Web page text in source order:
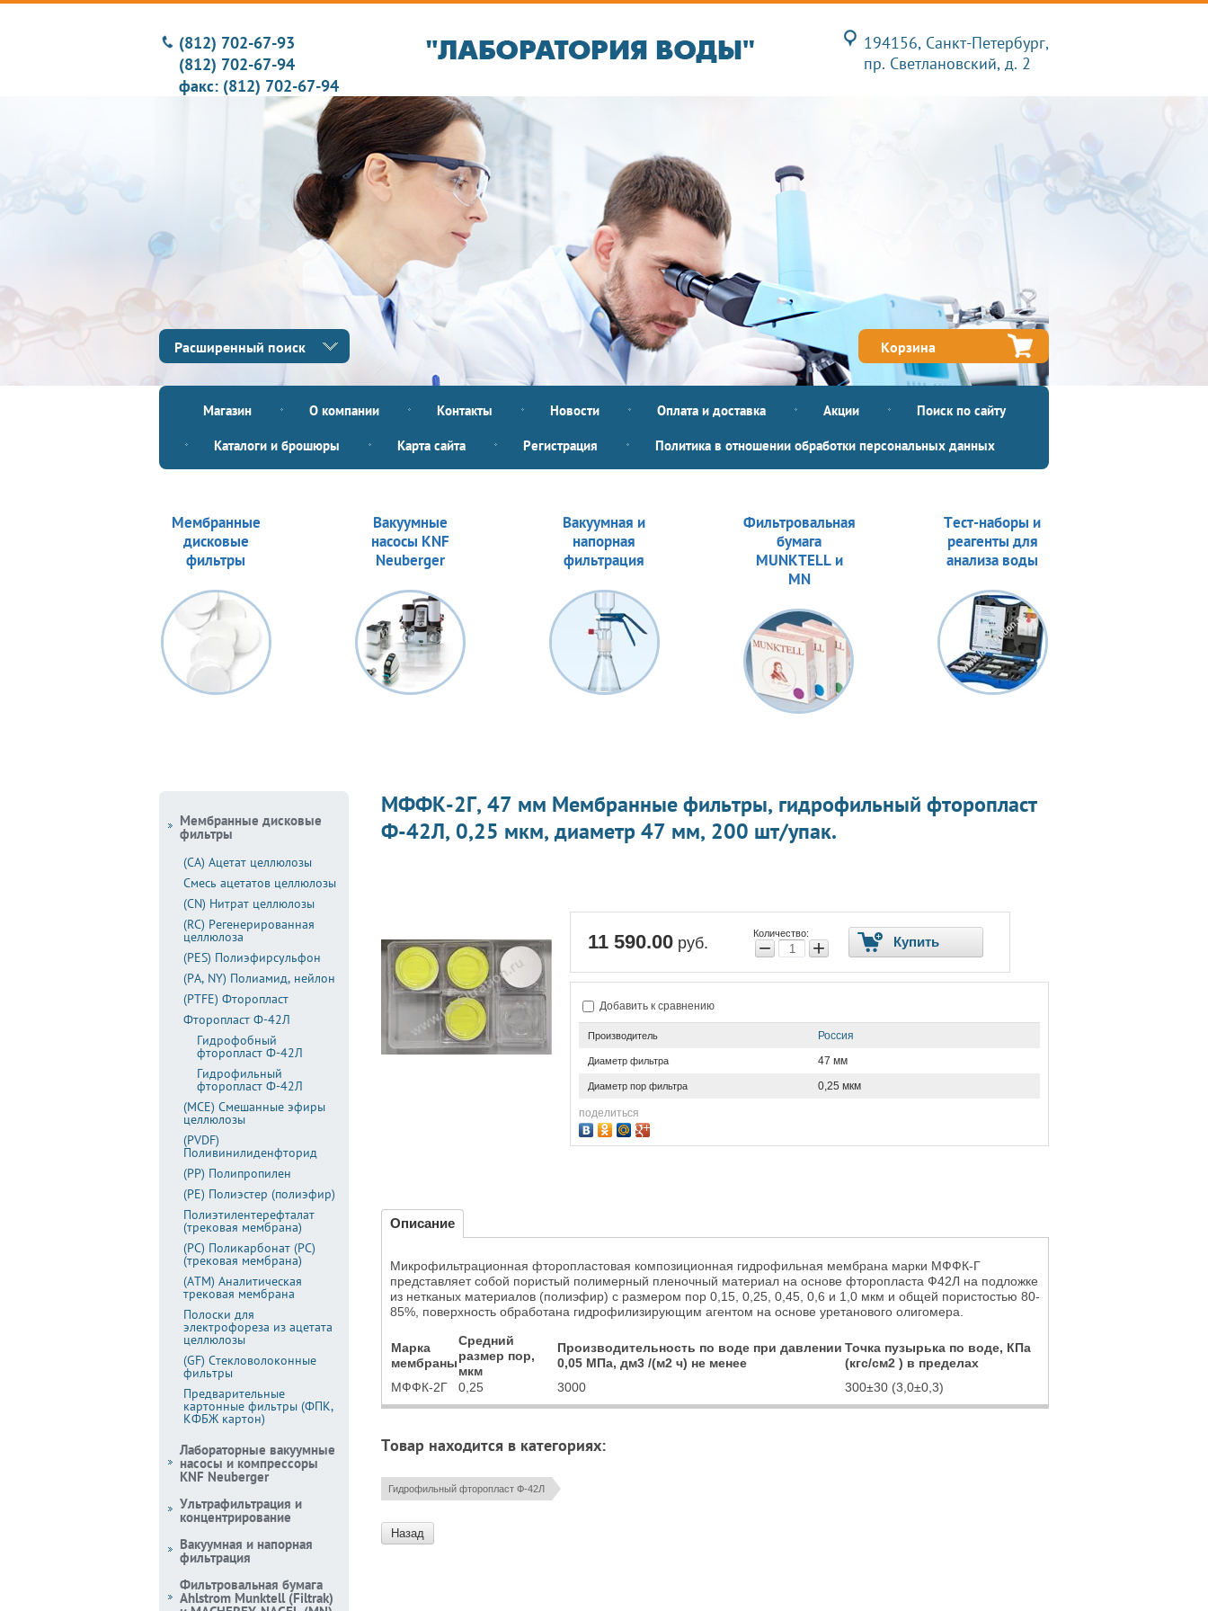
(812) 702-67-93
(812) 702-67-94
факс: (812) 702-67-94
194156, Санкт-Петербург,
пр. Светлановский, д. 2
Расширенный поиск Корзина
Магазин О компании Контакты Новости Оплата и доставка Акции Поиск по сайту
Каталоги и брошюры Карта сайта Регистрация Политика в отношении обработки персональных данных
Мембранные
дисковые
фильтры
Вакуумные
насосы KNF
Neuberger
Вакуумная и
напорная
фильтрация
Фильтровальная
бумага
MUNKTELL и
MN
Тест-наборы и
реагенты для
анализа воды
МФФК-2Г, 47 мм Мембранные фильтры, гидрофильный фторопласт
Ф-42Л, 0,25 мкм, диаметр 47 мм, 200 шт/упак.
11 590.00 руб.
Количество:
− + Купить
Добавить к сравнению
Производитель Россия
Диаметр фильтра 47 мм
Диаметр пор фильтра 0,25 мкм
поделиться
Описание
Микрофильтрационная фторопластовая композиционная гидрофильная мембрана марки МФФК-Г
представляет собой пористый полимерный пленочный материал на основе фторопласта Ф42Л на подложке
из нетканых материалов (полиэфир) с размером пор 0,15, 0,25, 0,45, 0,6 и 1,0 мкм и общей пористостью 80-
85%, поверхность обработана гидрофилизирующим агентом на основе уретанового олигомера.
Марка
мембраны
Средний
размер пор,
мкм
Производительность по воде при давлении
0,05 МПа, дм3 /(м2 ч) не менее
Точка пузырька по воде, КПа
(кгс/см2 ) в пределах
МФФК-2Г
0,25 3000 300±30 (3,0±0,3)
Товар находится в категориях:
Гидрофильный фторопласт Ф-42Л
Назад
Мембранные дисковые
фильтры
(CA) Ацетат целлюлозы
Смесь ацетатов целлюлозы
(CN) Нитрат целлюлозы
(RC) Регенерированная
целлюлоза
(PES) Полиэфирсульфон
(PA, NY) Полиамид, нейлон
(PTFE) Фторопласт
Фторопласт Ф-42Л
Гидрофобный
фторопласт Ф-42Л
Гидрофильный
фторопласт Ф-42Л
(MCE) Смешанные эфиры
целлюлозы
(PVDF)
Поливинилиденфторид
(PP) Полипропилен
(PE) Полиэстер (полиэфир)
Полиэтилентерефталат
(трековая мембрана)
(PC) Поликарбонат (PC)
(трековая мембрана)
(АТМ) Аналитическая
трековая мембрана
Полоски для
электрофореза из ацетата
целлюлозы
(GF) Стекловолоконные
фильтры
Предварительные
картонные фильтры (ФПК,
КФБЖ картон)
Лабораторные вакуумные
насосы и компрессоры
KNF Neuberger
Ультрафильтрация и
концентрирование
Вакуумная и напорная
фильтрация
Фильтровальная бумага
Ahlstrom Munktell (Filtrak)